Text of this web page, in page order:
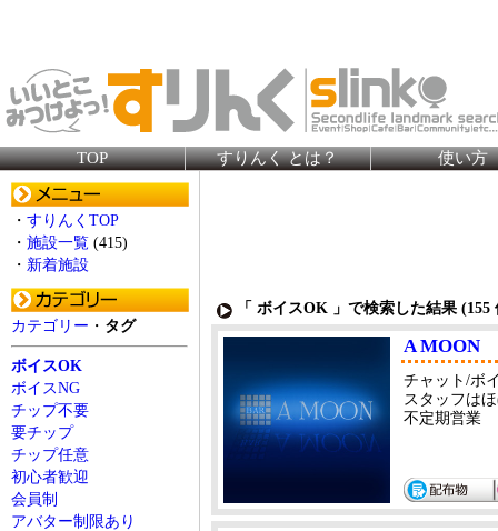
TOP すりんく とは？ 使い方
・ すりんくTOP
・ 施設一覧 (415)
・ 新着施設
カテゴリー ・ タグ
ボイスOK
ボイスNG
チップ不要
要チップ
チップ任意
初心者歓迎
会員制
アバター制限あり
「 ボイスOK 」で検索した結果 (155
A MOON
チャット/ボ
スタッフは
不定期営業